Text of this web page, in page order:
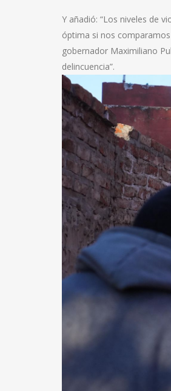
Y añadió: “Los niveles de
óptima si nos
gobernador Maximiliano
delincuencia”.